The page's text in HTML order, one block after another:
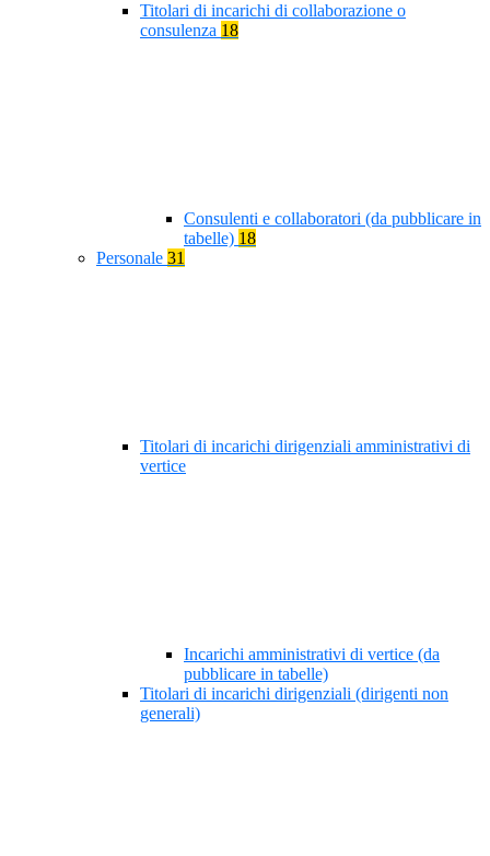
Titolari di incarichi di collaborazione o
consulenza 18
Consulenti e collaboratori (da pubblicare in
tabelle) 18
Personale 31
Titolari di incarichi dirigenziali amministrativi di
vertice
Incarichi amministrativi di vertice (da
pubblicare in tabelle)
Titolari di incarichi dirigenziali (dirigenti non
generali)